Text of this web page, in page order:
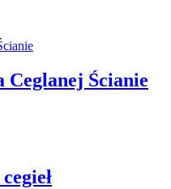
Ceglanej Ścianie